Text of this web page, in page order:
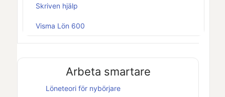
Skriven hjälp
Visma Lön 600
Arbeta smartare
Löneteori för nybörjare